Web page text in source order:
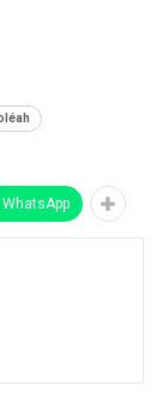
WhatsApp